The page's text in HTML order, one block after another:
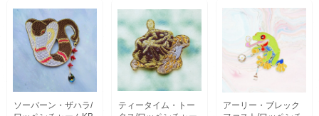
ソーバーン・ザハラ/
ティータイム・トー
アーリー・ブレック